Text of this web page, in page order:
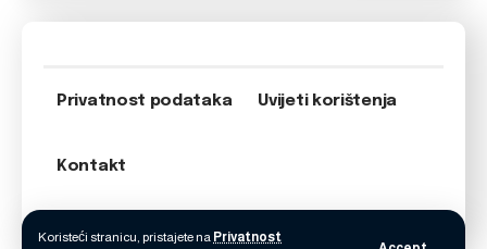
Koristeći stranicu, pristajete na Privatnost
Privatnost podataka Uvijeti korištenja
Kontakt